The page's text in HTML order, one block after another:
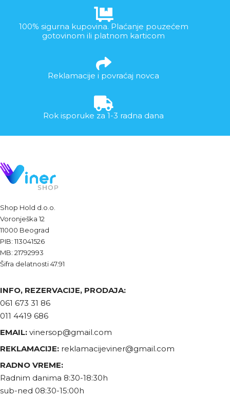
100% sigurna kupovina. Plaćanje pouzećem
gotovinom ili platnom karticom
Reklamacije i povraćaj novca
Rok isporuke za 1-3 radna dana
Shop Hold d.o.o.
Voronješka 12
11000 Beograd
PIB: 113041526
MB: 21792993
Šifra delatnosti 47.91
INFO, REZERVACIJE, PRODAJA:
061 673 31 86
011 4419 686
EMAIL: vinersop@gmail.com
REKLAMACIJE: reklamacijeviner@gmail.com
RADNO VREME:
Radnim danima 8:30-18:30h
sub-ned 08:30-15:00h